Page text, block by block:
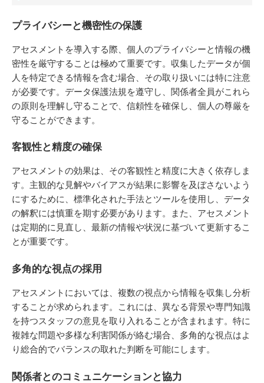
プライバシーと機密性の保護
アセスメントを導入する際、個人のプライバシーと情報の機
密性を厳守することは極めて重要です。収集したデータが個
人を特定できる情報を含む場合、その取り扱いには特に注意
が必要です。データ保護法規を遵守し、関係者全員がこれら
の原則を理解し守ることで、信頼性を確保し、個人の尊厳を
守ることができます。
客観性と精度の確保
アセスメントの効果は、その客観性と精度に大きく依存しま
す。主観的な見解やバイアスが結果に影響を及ぼさないよう
にするために、標準化された手法とツールを使用し、データ
の解釈には慎重を期す必要があります。また、アセスメント
は定期的に見直し、最新の情報や状況に基づいて更新するこ
とが重要です。
多角的な視点の採用
アセスメントにおいては、複数の視点から情報を収集し分析
することが求められます。これには、異なる背景や専門知識
を持つスタッフの意見を取り入れることが含まれます。特に
複雑な問題や多様な利害関係が絡む場合、多角的な視点はよ
り総合的でバランスの取れた判断を可能にします。
関係者とのコミュニケーションと協力